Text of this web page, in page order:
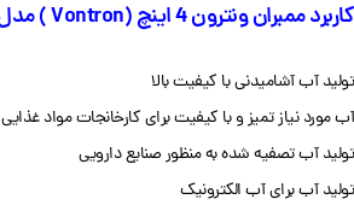
کاربرد ممبران ونترون 4 اینچ (Vontron ) مدل LP21-4040
تولید آب آشامیدنی با کیفیت بالا
آب مورد نیاز تمیز و با کیفیت برای کارخانجات مواد غذایی
تولید آب تصفیه شده به منظور صنایع دارویی
تولید آب برای آب الکترونیک